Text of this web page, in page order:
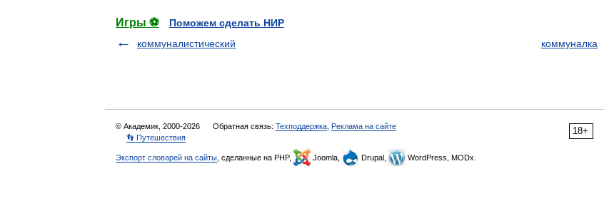
Игры ⚽
Поможем сделать НИР
коммуналистический
коммуналка
18+
© Академик, 2000-2026 Обратная связь: Техподдержка Реклама на сайте
👣 Путешествия
Экспорт словарей на сайты , сделанные на PHP, Joomla, Drupal, WordPress, MODx.